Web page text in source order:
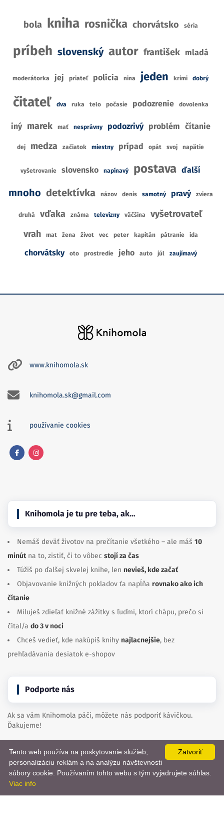
bola kniha rosnička chorvátsko séria
príbeh slovenský autor františek mladá
moderátorka jej priateľ polícia nina jeden krimi dobrý
čitateľ dva ruka telo počasie podozrenie dovolenka
iný marek mať nesprávny podozrivý problém čítanie
dej medza začiatok miestny prípad opát svoj napätie
vyšetrovanie slovensko napínavý postava ďalší
mnoho detektívka názov denis samotný pravý zviera
druhá vďaka známa televízny väčšina
vyšetrovateľ
vrah
mat žena život vec peter kapitán pátranie ida
chorvátsky oto prostredie jeho auto júl zaujímavý
www.knihomola.sk
knihomola.sk@gmail.com
používanie cookies
Knihomola je tu pre teba, ak…
Nemáš deväť životov na prečítanie všetkého – ale máš 10
minútna to, zistiť, či to vôbec stojí za čas
Túžiš po ďalšej skvelej knihe, len nevieš, kde začať
Objavovanie knižných pokladov ťa napĺňa rovnako ako ich
čítanie
Miluješ zdieľať knižné zážitky s ľuďmi, ktorí chápu, prečo si
čítal/a do 3 v noci
Chceš vedieť, kde nakúpiš knihy najlacnejšie, bez
prehľadávania desiatok e-shopov
Podporte nás
Ak sa vám Knihomola páči, môžete nás podporiť kávičkou.
Ďakujeme!
Kúpte nám kávu
📨
Zatvoriť
Tento web používa na poskytovanie služieb,
personalizáciu reklám a na analýzu návštevnosti
súbory cookie. Používaním tohto webu s tým vyjadrujete súhlas.
Viac info